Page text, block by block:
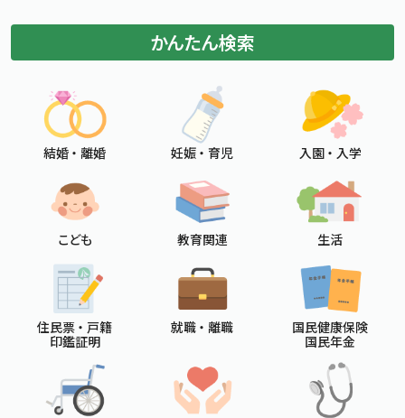
文字の大きさをもとの大きさに戻す
文字を大きくする
背景色変更 白
背景色の変更：白
黒
背景色の変更：黒
青
背景色の変更：青
メニューを閉じる
かんたん検索
結婚 ・ 離婚 妊娠 ・ 育児 入園 ・ 入学
こども 教育関連 生活
住民票 ・ 戸籍
印鑑証明
就職 ・ 離職
国民健康保険
国民年金